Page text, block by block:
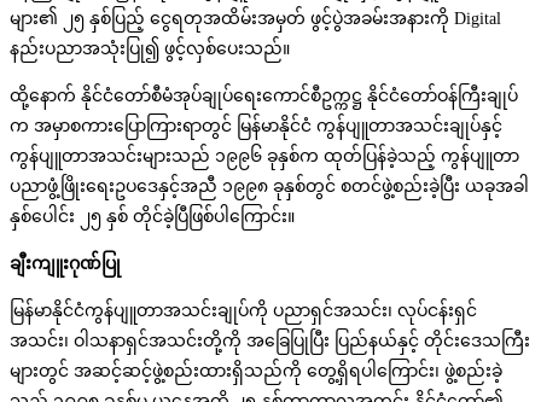
များ၏ ၂၅ နှစ်ပြည့် ငွေရတုအထိမ်းအမှတ် ဖွင့်ပွဲအခမ်းအနားကို Digital
နည်းပညာအသုံးပြု၍ ဖွင့်လှစ်ပေးသည်။
ထို့နောက် နိုင်ငံတော်စီမံအုပ်ချုပ်ရေးကောင်စီဥက္ကဋ္ဌ နိုင်ငံတော်ဝန်ကြီးချုပ်
က အမှာစကားပြောကြားရာတွင် မြန်မာနိုင်ငံ ကွန်ပျူတာအသင်းချုပ်နှင့်
ကွန်ပျူတာအသင်းများသည် ၁၉၉၆ ခုနှစ်က ထုတ်ပြန်ခဲ့သည့် ကွန်ပျူတာ
ပညာဖွံ့ဖြိုးရေးဥပဒေနှင့်အညီ ၁၉၉၈ ခုနှစ်တွင် စတင်ဖွဲ့စည်းခဲ့ပြီး ယခုအခါ
နှစ်ပေါင်း ၂၅ နှစ် တိုင်ခဲ့ပြီဖြစ်ပါကြောင်း။
ချီးကျူးဂုဏ်ပြု
မြန်မာနိုင်ငံကွန်ပျူတာအသင်းချုပ်ကို ပညာရှင်အသင်း၊ လုပ်ငန်းရှင်
အသင်း၊ ဝါသနာရှင်အသင်းတို့ကို အခြေပြုပြီး ပြည်နယ်နှင့် တိုင်းဒေသကြီး
များတွင် အဆင့်ဆင့်ဖွဲ့စည်းထားရှိသည်ကို တွေ့ရှိရပါကြောင်း၊ ဖွဲ့စည်းခဲ့